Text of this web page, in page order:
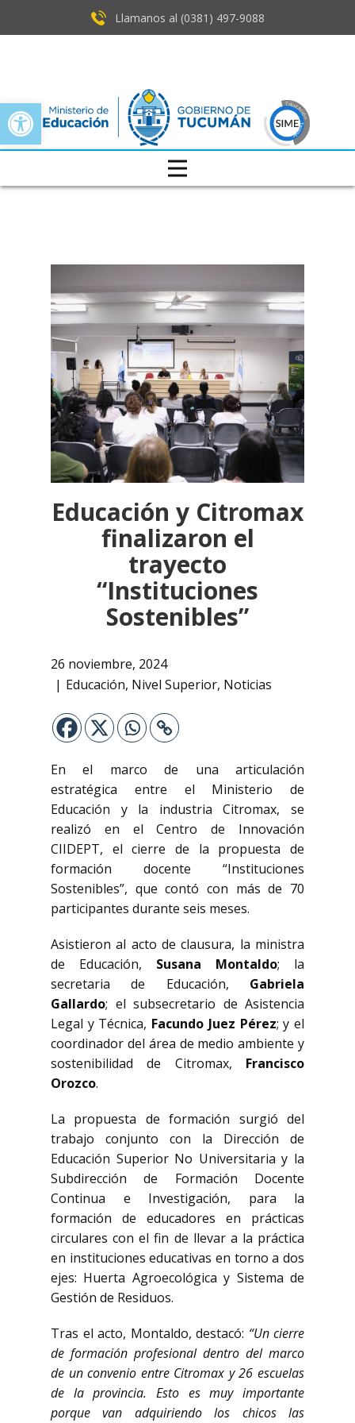
Open toolbar
Llamanos al (0381) ​497-9088
Educación y Citromax
finalizaron el
trayecto
“Instituciones
Sostenibles”
26 noviembre, 2024
Educación, Nivel Superior, Noticias
En el marco de una articulación
estratégica entre el Ministerio de
Educación y la industria Citromax, se
realizó en el Centro de Innovación
CIIDEPT, el cierre de la propuesta de
formación docente “Instituciones
Sostenibles”, que contó con más de 70
participantes durante seis meses.
Asistieron al acto de clausura, la ministra
de Educación, Susana Montaldo; la
secretaria de Educación, Gabriela
Gallardo; el subsecretario de Asistencia
Legal y Técnica, Facundo Juez Pérez; y el
coordinador del área de medio ambiente y
sostenibilidad de Citromax, Francisco
Orozco.
La propuesta de formación surgió del
trabajo conjunto con la Dirección de
Educación Superior No Universitaria y la
Subdirección de Formación Docente
Continua e Investigación, para la
formación de educadores en prácticas
circulares con el fin de llevar a la práctica
en instituciones educativas en torno a dos
ejes: Huerta Agroecológica y Sistema de
Gestión de Residuos.
Tras el acto, Montaldo, destacó: “Un cierre
de formación profesional dentro del marco
de un convenio entre Citromax y 26 escuelas
de la provincia. Esto es muy importante
porque van adquiriendo los chicos las